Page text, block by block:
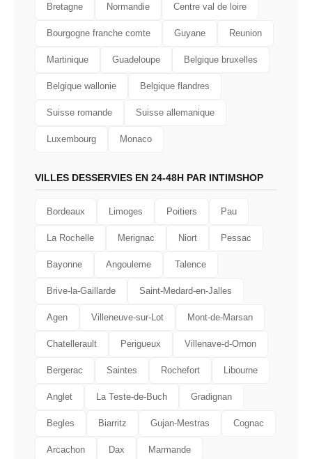
Bretagne Normandie Centre val de loire
Bourgogne franche comte Guyane Reunion
Martinique Guadeloupe Belgique bruxelles
Belgique wallonie Belgique flandres
Suisse romande Suisse allemanique
Luxembourg Monaco
VILLES DESSERVIES EN 24-48H PAR INTIMSHOP
Bordeaux Limoges Poitiers Pau
La Rochelle Merignac Niort Pessac
Bayonne Angouleme Talence
Brive-la-Gaillarde Saint-Medard-en-Jalles
Agen Villeneuve-sur-Lot Mont-de-Marsan
Chatellerault Perigueux Villenave-d-Ornon
Bergerac Saintes Rochefort Libourne
Anglet La Teste-de-Buch Gradignan
Begles Biarritz Gujan-Mestras Cognac
Arcachon Dax Marmande